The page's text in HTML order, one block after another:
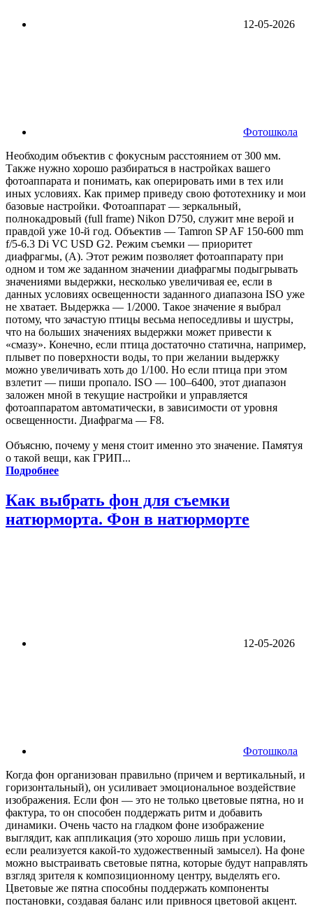
12-05-2026
Фотошкола
Необходим объектив с фокусным расстоянием от 300 мм.
Также нужно хорошо разбираться в настройках вашего
фотоаппарата и понимать, как оперировать ими в тех или
иных условиях. Как пример приведу свою фототехнику и мои
базовые настройки. Фотоаппарат — зеркальный,
полнокадровый (full frame) Nikon D750, служит мне верой и
правдой уже 10-й год. Объектив — Tamron SP AF 150-600 mm
f/5-6.3 Di VC USD G2. Режим съемки — приоритет
диафрагмы, (А). Этот режим позволяет фотоаппарату при
одном и том же заданном значении диафрагмы подыгрывать
значениями выдержки, несколько увеличивая ее, если в
данных условиях освещенности заданного диапазона ISO уже
не хватает. Выдержка — 1/2000. Такое значение я выбрал
потому, что зачастую птицы весьма непоседливы и шустры,
что на больших значениях выдержки может привести к
«смазу». Конечно, если птица достаточно статична, например,
плывет по поверхности воды, то при желании выдержку
можно увеличивать хоть до 1/100. Но если птица при этом
взлетит — пиши пропало. ISO — 100–6400, этот диапазон
заложен мной в текущие настройки и управляется
фотоаппаратом автоматически, в зависимости от уровня
освещенности. Диафрагма — F8.
Объясню, почему у меня стоит именно это значение. Памятуя
о такой вещи, как ГРИП...
Подробнее
Как выбрать фон для съемки
натюрморта. Фон в натюрморте
12-05-2026
Фотошкола
Когда фон организован правильно (причем и вертикальный, и
горизонтальный), он усиливает эмоциональное воздействие
изображения. Если фон — это не только цветовые пятна, но и
фактура, то он способен поддержать ритм и добавить
динамики. Очень часто на гладком фоне изображение
выглядит, как аппликация (это хорошо лишь при условии,
если реализуется какой-то художественный замысел). На фоне
можно выстраивать световые пятна, которые будут направлять
взгляд зрителя к композиционному центру, выделять его.
Цветовые же пятна способны поддержать компоненты
постановки, создавая баланс или привнося цветовой акцент.